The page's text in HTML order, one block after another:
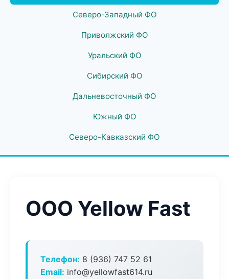
Северо-Западный ФО
Приволжский ФО
Уральский ФО
Сибирский ФО
Дальневосточный ФО
Южный ФО
Северо-Кавказский ФО
ООО Yellow Fast
Телефон: 8 (936) 747 52 61
Email: info@yellowfast614.ru